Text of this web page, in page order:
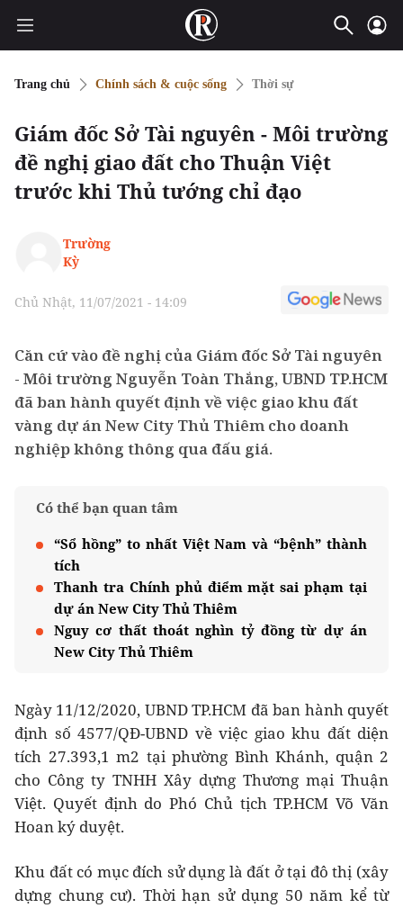
Trang chủ Chính sách & cuộc sống Thời sự
Giám đốc Sở Tài nguyên - Môi trường
đề nghị giao đất cho Thuận Việt
trước khi Thủ tướng chỉ đạo
Trường
Kỳ
Chủ Nhật, 11/07/2021 - 14:09
Căn cứ vào đề nghị của Giám đốc Sở Tài nguyên
- Môi trường Nguyễn Toàn Thắng, UBND TP.HCM
đã ban hành quyết định về việc giao khu đất
vàng dự án New City Thủ Thiêm cho doanh
nghiệp không thông qua đấu giá.
Có thể bạn quan tâm
“Sổ hồng” to nhất Việt Nam và “bệnh” thành
tích
Thanh tra Chính phủ điểm mặt sai phạm tại
dự án New City Thủ Thiêm
Nguy cơ thất thoát nghìn tỷ đồng từ dự án
New City Thủ Thiêm
Ngày 11/12/2020, UBND TP.HCM đã ban hành quyết
định số 4577/QĐ-UBND về việc giao khu đất diện
tích 27.393,1 m2 tại phường Bình Khánh, quận 2
cho Công ty TNHH Xây dựng Thương mại Thuận
Việt. Quyết định do Phó Chủ tịch TP.HCM Võ Văn
Hoan ký duyệt.
Khu đất có mục đích sử dụng là đất ở tại đô thị (xây
dựng chung cư). Thời hạn sử dụng 50 năm kể từ